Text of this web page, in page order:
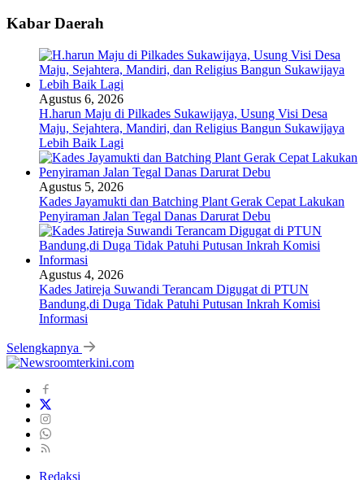
Kabar Daerah
Agustus 6, 2026
H.harun Maju di Pilkades Sukawijaya, Usung Visi Desa
Maju, Sejahtera, Mandiri, dan Religius Bangun Sukawijaya
Lebih Baik Lagi
Agustus 5, 2026
Kades Jayamukti dan Batching Plant Gerak Cepat Lakukan
Penyiraman Jalan Tegal Danas Darurat Debu
Agustus 4, 2026
Kades Jatireja Suwandi Terancam Digugat di PTUN
Bandung,di Duga Tidak Patuhi Putusan Inkrah Komisi
Informasi
Selengkapnya
Redaksi